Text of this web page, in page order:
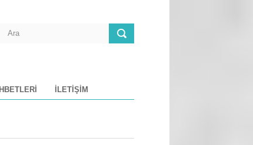
İLETIŞIM